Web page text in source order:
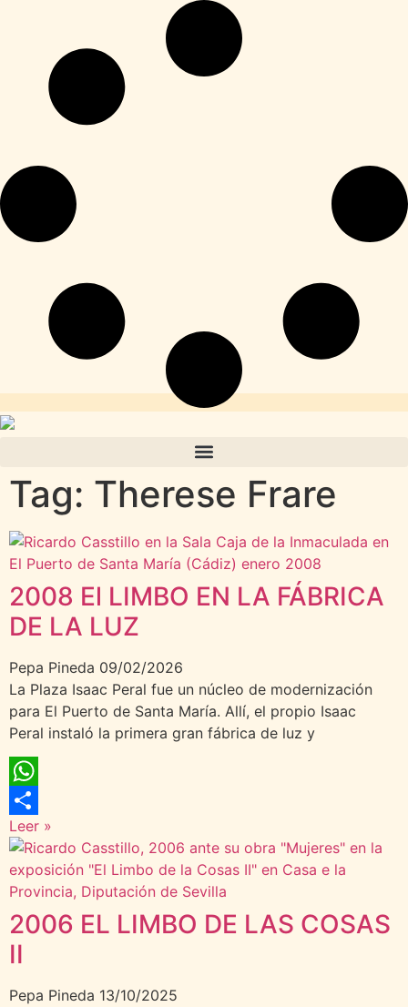
Tag: Therese Frare
2008 El LIMBO EN LA FÁBRICA
DE LA LUZ
Pepa Pineda 09/02/2026
La Plaza Isaac Peral fue un núcleo de modernización
para El Puerto de Santa María. Allí, el propio Isaac
Peral instaló la primera gran fábrica de luz y
WhatsApp
Compartir
Leer »
2006 EL LIMBO DE LAS COSAS
II
Pepa Pineda 13/10/2025